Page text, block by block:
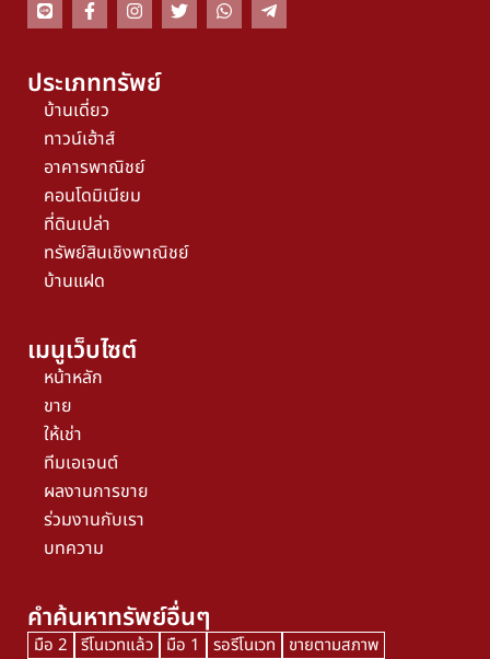
ประเภททรัพย์
บ้านเดี่ยว
ทาวน์เฮ้าส์
อาคารพาณิชย์
คอนโดมิเนียม
ที่ดินเปล่า
ทรัพย์สินเชิงพาณิชย์
บ้านแฝด
เมนูเว็บไซต์
หน้าหลัก
ขาย
ให้เช่า
ทีมเอเจนต์
ผลงานการขาย
ร่วมงานกับเรา
บทความ
คำค้นหาทรัพย์อื่นๆ
มือ 2 รีโนเวทแล้ว มือ 1 รอรีโนเวท ขายตามสภาพ